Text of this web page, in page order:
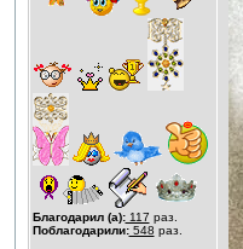
Благодарил (а):117 раз.
Поблагодарили:548 раз.